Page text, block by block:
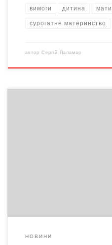
вимоги дитина мати
сурогатне материнство
автор Сергій Паламар
НОВИНИ